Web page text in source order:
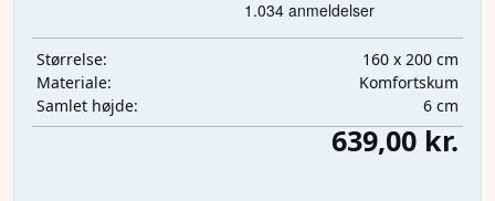
Størrelse:
160 x 200 cm
Materiale:
Komfortskum
Samlet højde:
6 cm
639,00 kr.